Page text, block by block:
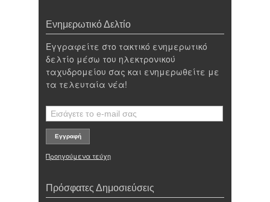
Ενημερωτικό Δελτίο
Εγγραφείτε στο τακτικό ενημερωτικό
δελτίο μέσω του ηλεκτρονικού
ταχυδρομείου σας και ενημερωθείτε με
τα τελευταία νέα!
Προηγούμενα τεύχη
Πρόσφατες Δημοσιεύσεις